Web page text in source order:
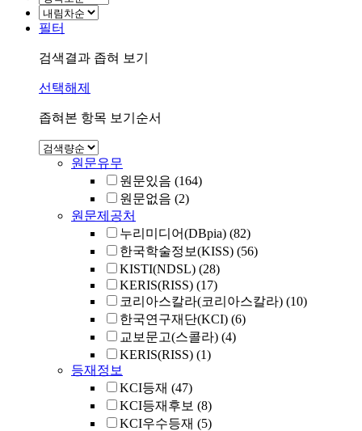
필터
검색결과 좁혀 보기
선택해제
좁혀본 항목 보기순서
원문유무
원문있음 (164)
원문없음 (2)
원문제공처
누리미디어(DBpia) (82)
한국학술정보(KISS) (56)
KISTI(NDSL) (28)
KERIS(RISS) (17)
코리아스칼라(코리아스칼라) (10)
한국연구재단(KCI) (6)
교보문고(스콜라) (4)
KERIS(RISS) (1)
등재정보
KCI등재 (47)
KCI등재후보 (8)
KCI우수등재 (5)